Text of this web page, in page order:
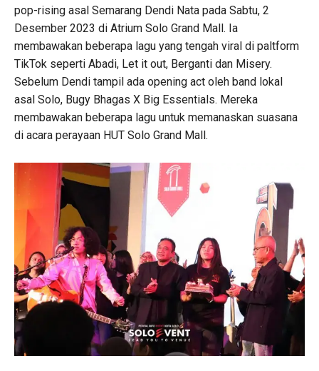
pop-rising asal Semarang Dendi Nata pada Sabtu, 2
Desember 2023 di Atrium Solo Grand Mall. Ia
membawakan beberapa lagu yang tengah viral di paltform
TikTok seperti Abadi, Let it out, Berganti dan Misery.
Sebelum Dendi tampil ada opening act oleh band lokal
asal Solo, Bugy Bhagas X Big Essentials. Mereka
membawakan beberapa lagu untuk memanaskan suasana
di acara perayaan HUT Solo Grand Mall.